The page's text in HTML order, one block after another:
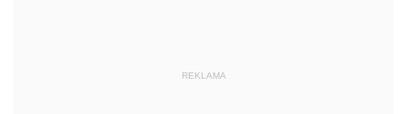
REKLAMA